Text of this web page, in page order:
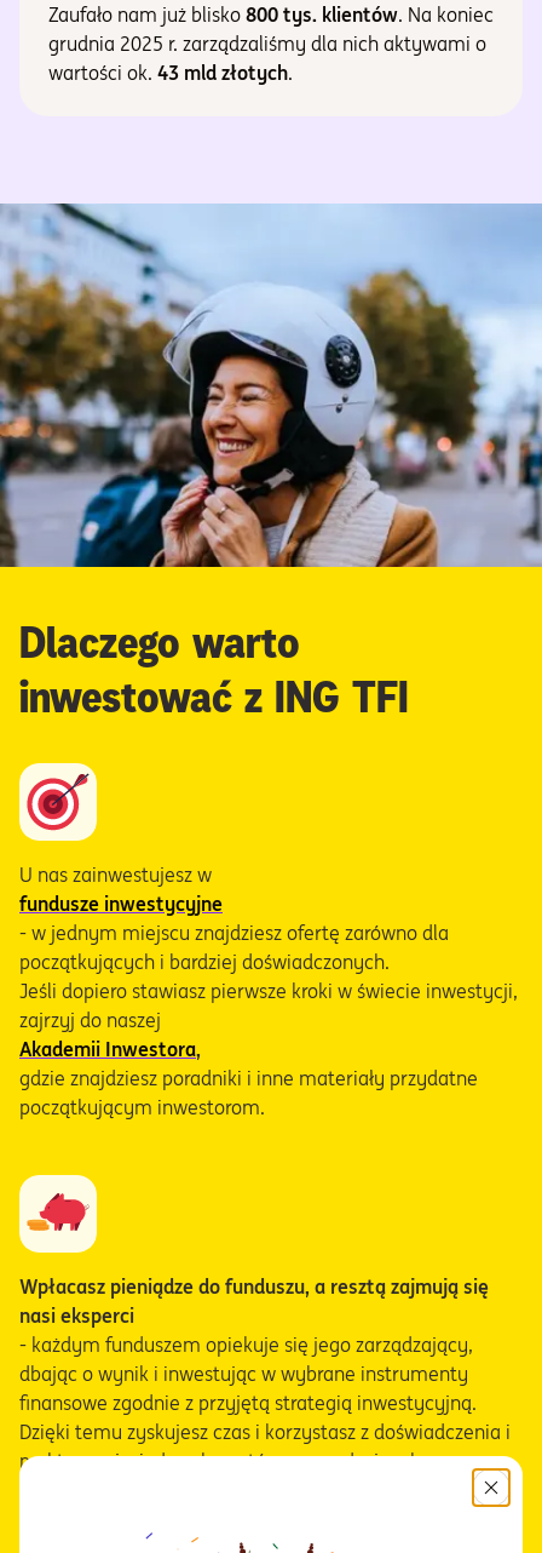
Zaufało nam już blisko 800 tys. klientów. Na koniec
grudnia 2025 r. zarządzaliśmy dla nich aktywami o
wartości ok. 43 mld złotych.
Dlaczego warto
inwestować z ING TFI
U nas zainwestujesz w
fundusze inwestycyjne
- w jednym miejscu znajdziesz ofertę zarówno dla
początkujących i bardziej doświadczonych.
Jeśli dopiero stawiasz pierwsze kroki w świecie inwestycji,
zajrzyj do naszej
Akademii Inwestora,
gdzie znajdziesz poradniki i inne materiały przydatne
początkującym inwestorom.
Wpłacasz pieniądze do funduszu, a resztą zajmują się
nasi eksperci
- każdym funduszem opiekuje się jego zarządzający,
dbając o wynik i inwestując w wybrane instrumenty
finansowe zgodnie z przyjętą strategią inwestycyjną.
Dzięki temu zyskujesz czas i korzystasz z doświadczenia i
praktycznej wiedzy ekspertów - zarządzającyh,